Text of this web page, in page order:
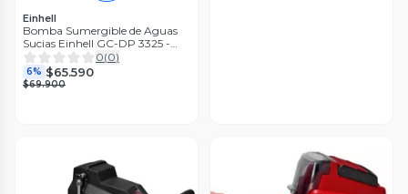
Einhell
Bomba Sumergible de Aguas
Sucias Einhell GC-DP 3325 -
330w
0(0)
6% $65.590
$69.900